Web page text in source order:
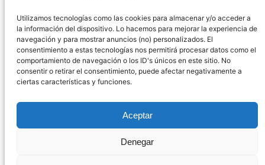
Utilizamos tecnologías como las cookies para almacenar y/o acceder a
la información del dispositivo. Lo hacemos para mejorar la experiencia de
navegación y para mostrar anuncios (no) personalizados. El
consentimiento a estas tecnologías nos permitirá procesar datos como el
comportamiento de navegación o los ID's únicos en este sitio. No
consentir o retirar el consentimiento, puede afectar negativamente a
ciertas características y funciones.
Aceptar
Denegar
Descargo de Responsabilidad
Declaración de Privacidad Política de cookies
WordPress